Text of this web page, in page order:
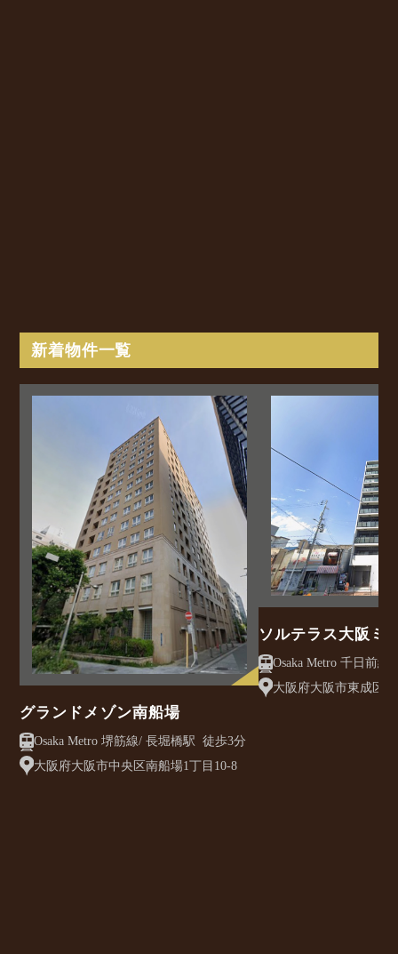
新着物件一覧
グランドメゾン南船場
Osaka Metro 堺筋線/ 長堀橋駅 徒歩3分
大阪府大阪市中央区南船場1丁目10-8
ソルテラス大阪ミ
クレアスト
大阪府大阪市東成区